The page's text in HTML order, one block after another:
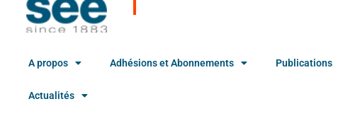
A propos Adhésions et Abonnements Publications
Actualités